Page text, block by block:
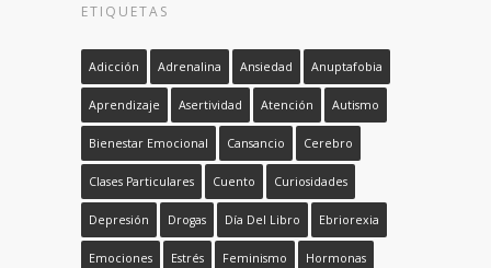
ETIQUETAS
Adicción Adrenalina Ansiedad Anuptafobia
Aprendizaje Asertividad Atención Autismo
Bienestar Emocional Cansancio Cerebro
Clases Particulares Cuento Curiosidades
Depresión Drogas Día Del Libro Ebriorexia
Emociones Estrés Feminismo Hormonas